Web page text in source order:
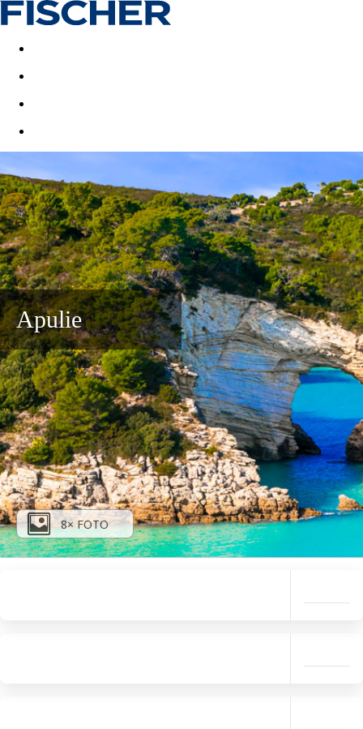
Akční nabídky Last minute
Apulie
8× FOTO